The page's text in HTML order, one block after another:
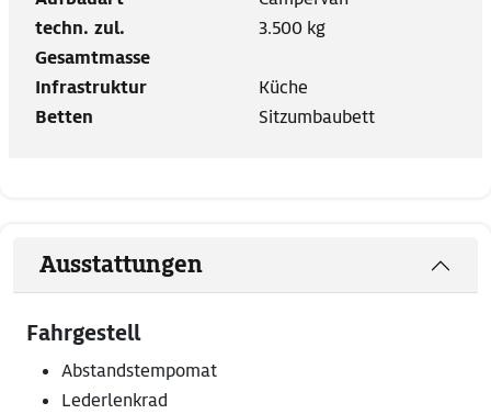
techn. zul.
Gesamtmasse
3.500 kg
Infrastruktur
Küche
Betten
Sitzumbaubett
Ausstattungen
Fahrgestell
Abstandstempomat
Lederlenkrad